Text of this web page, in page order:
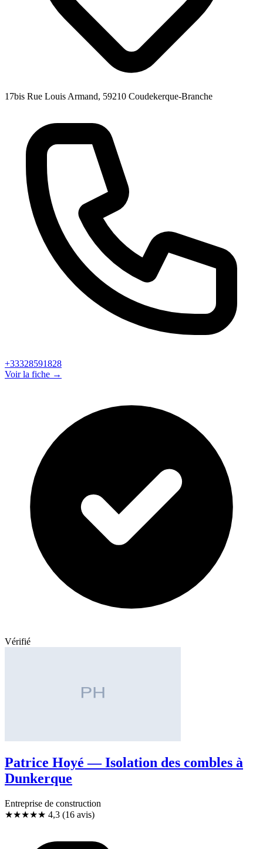
17bis Rue Louis Armand, 59210 Coudekerque-Branche
+33328591828
Voir la fiche →
Vérifié
Patrice Hoyé — Isolation des combles à
Dunkerque
Entreprise de construction
★★★★★ 4,3 (16 avis)